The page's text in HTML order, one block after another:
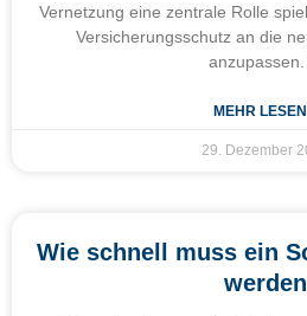
Vernetzung eine zentrale Rolle
Versicherungsschutz an die
anzupassen.
MEHR
29. Dezember
Wie schnell muss ein
werden